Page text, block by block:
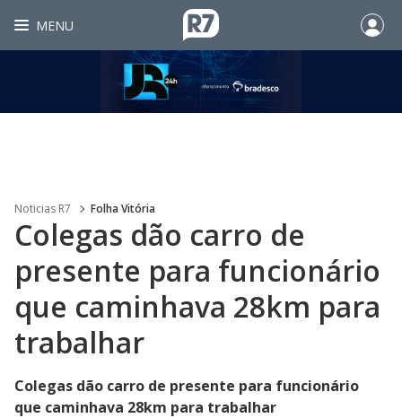
MENU
Noticias R7 Folha Vitória
Colegas dão carro de
presente para funcionário
que caminhava 28km para
trabalhar
Colegas dão carro de presente para funcionário
que caminhava 28km para trabalhar